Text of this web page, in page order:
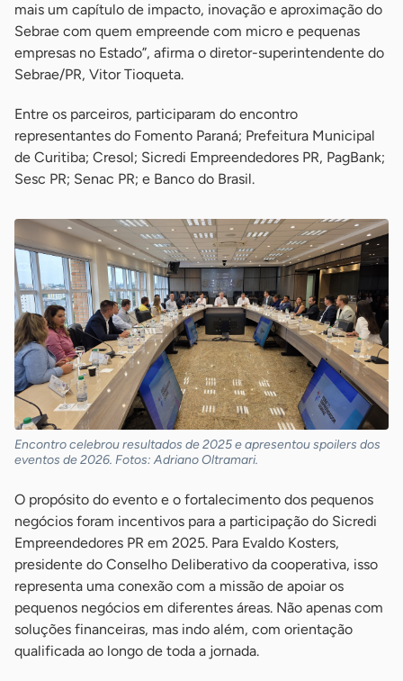
mais um capítulo de impacto, inovação e aproximação do
Sebrae com quem empreende com micro e pequenas
empresas no Estado”, afirma o diretor-superintendente do
Sebrae/PR, Vitor Tioqueta.
Entre os parceiros, participaram do encontro
representantes do Fomento Paraná; Prefeitura Municipal
de Curitiba; Cresol; Sicredi Empreendedores PR, PagBank;
Sesc PR; Senac PR; e Banco do Brasil.
Encontro celebrou resultados de 2025 e apresentou spoilers dos
eventos de 2026. Fotos: Adriano Oltramari.
O propósito do evento e o fortalecimento dos pequenos
negócios foram incentivos para a participação do Sicredi
Empreendedores PR em 2025. Para Evaldo Kosters,
presidente do Conselho Deliberativo da cooperativa, isso
representa uma conexão com a missão de apoiar os
pequenos negócios em diferentes áreas. Não apenas com
soluções financeiras, mas indo além, com orientação
qualificada ao longo de toda a jornada.